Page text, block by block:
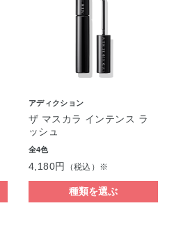
アディクション
ザ マスカラ インテンス ラ
ッシュ
全4色
4,180円 （税込）※
種類を選ぶ